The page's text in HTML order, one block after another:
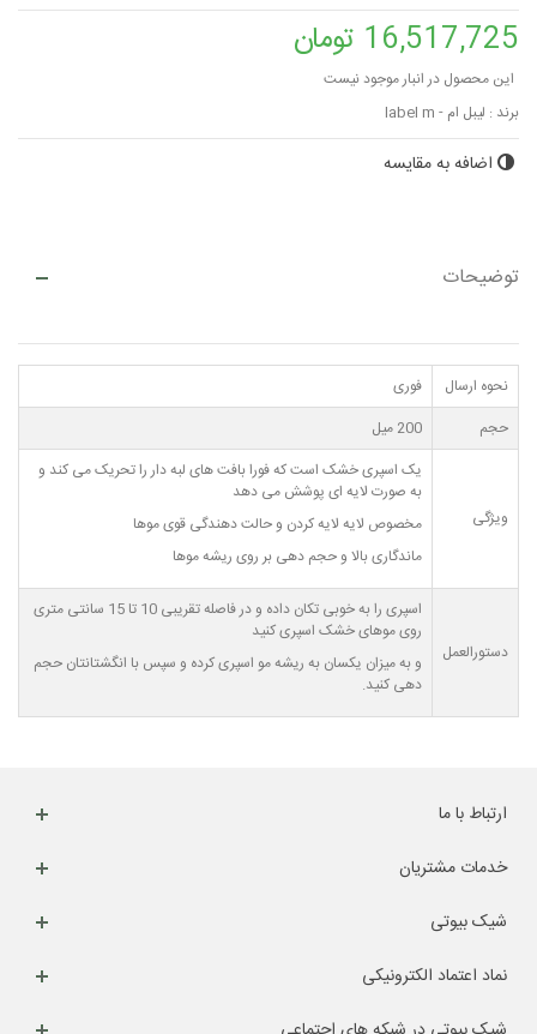
16,517,725 تومان
این محصول در انبار موجود نیست
برند : لیبل ام - label m
اضافه به مقایسه
توضیحات
نحوه ارسال
فوری
حجم
200 میل
ویژگی
یک اسپری خشک است که فورا بافت های لبه دار را تحریک می کند و
به صورت لایه ای پوشش می دهد
مخصوص لایه لایه کردن و حالت دهندگی قوی موها
ماندگاری بالا و حجم دهی بر روی ریشه موها
دستورالعمل
اسپری را به خوبی تکان داده و در فاصله تقریبی 10 تا 15 سانتی متری
روی موهای خشک اسپری کنید
و به میزان یکسان به ریشه مو اسپری کرده و سپس با انگشتانتان حجم
دهی کنید.
ارتباط با ما
خدمات مشتریان
شیک بیوتی
نماد اعتماد الکترونیکی